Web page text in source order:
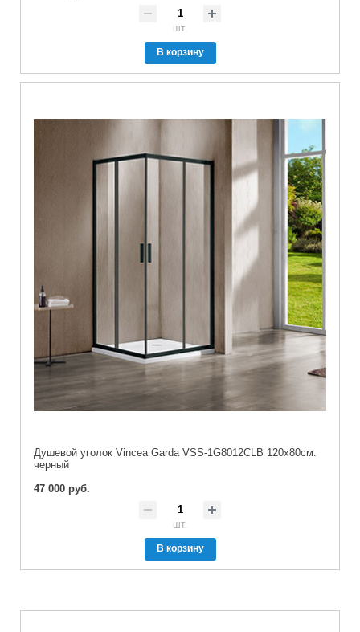
шт.
В корзину
Душевой уголок Vincea Garda VSS-1G8012CLB 120х80см.
черный
47 000 руб.
шт.
В корзину